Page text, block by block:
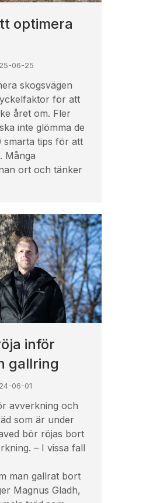
optimera
06-25
skogsvägen
för att
året om. Fler
inte glömma de
smarta tips för att
Många
ort och tänker
inför
gallring
06-01
avverkning och
som är under
bör röjas bort
– I vissa fall
man gallrat bort
Magnus Gladh,